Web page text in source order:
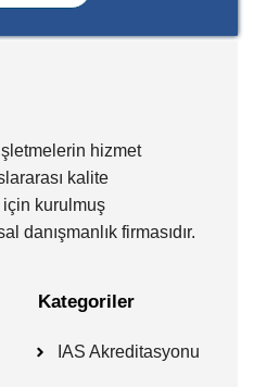
hizmet
kalite
için kurulmuş
danışmanlık firmasıdır.
Kategoriler
IAS Akreditasyonu